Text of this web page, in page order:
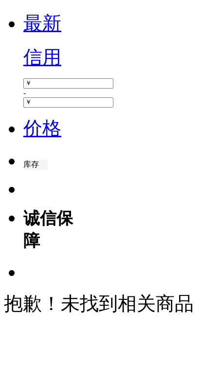
最新
信用
-
价格
库存
诚信保
障
抱歉！未找到相关商品